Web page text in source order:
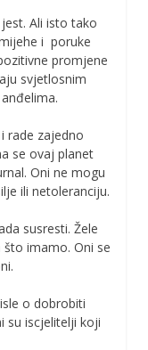
Ali isto tako
i poruke
promjene
svjetlosnim
rade zajedno
se ovaj planet
Oni ne mogu
ili netoleranciju.
susresti. Žele
imamo. Oni se
o dobrobiti
su iscjelitelji koji